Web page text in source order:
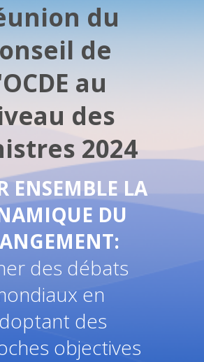
du
de
au
des
2024
ENSEMBLE LA
DU
des débats
en
des
objectives